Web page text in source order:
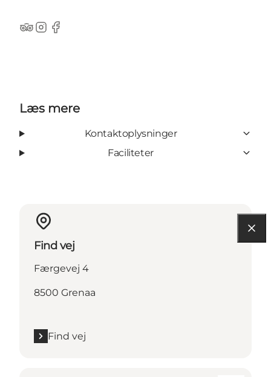
TripAdvisor
Instagram
Facebook
Læs mere
Kontaktoplysninger
Faciliteter
Find vej
Færgevej 4
8500 Grenaa
Find vej